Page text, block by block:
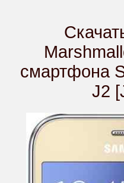
смартфона
J2